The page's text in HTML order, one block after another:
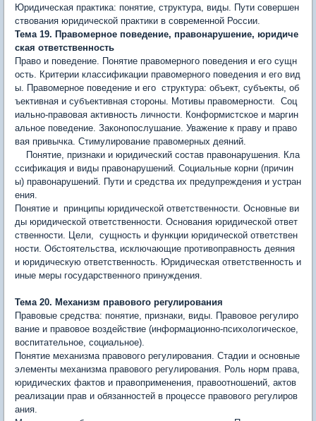
Юридическая практика: понятие, структура, виды. Пути совершен
ствования юридической практики в современной России.
Тема 19. Правомерное поведение, правонарушение, юридиче
ская ответственность
Право и поведение. Понятие правомерного поведения и его сущн
ость. Критерии классификации правомерного поведения и его вид
ы. Правомерное поведение и его структура: объект, субъекты, об
ъективная и субъективная стороны. Мотивы правомерности. Соц
иально-правовая активность личности. Конформистское и маргин
альное поведение. Законопослушание. Уважение к праву и право
вая привычка. Стимулирова­ние правомерных деяний.
Понятие, признаки и юридический состав правонарушения. Кла
ссификация и виды правонарушений. Социаль­ные корни (причин
ы) правонарушений. Пути и средства их предуп­реждения и устран
ения.
Понятие и принципы юридической ответственности. Основные ви
ды юридической ответственности. Основания юридической ответ
ственности. Цели, сущность и функции юридической ответствен
ности. Обстоятельства, исключающие противоправность деяния
и юридическую ответствен­ность. Юридическая ответственность и
иные меры государственного принуждения.
Тема 20. Механизм правового регулирования
Правовые средства: понятие, признаки, виды. Правовое регу­лиро
вание и правовое воздействие (информационно-психологичес­кое,
воспитательное, социальное).
Понятие механизма правового регулирования. Стадии и основ­ные
элементы механизма правового регулирования. Роль норм права,
юридических фактов и правоприменения, правоотношений, ак­тов
реализации прав и обязанностей в процессе правового регули­ров
ания.